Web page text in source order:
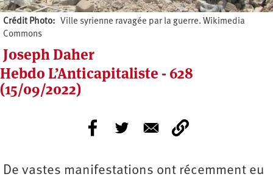
Crédit Photo
Ville syrienne ravagée par la guerre. Wikimedia
Commons
Joseph Daher
Hebdo L’Anticapitaliste - 628
(15/09/2022)
De vastes manifestations ont récemment eu